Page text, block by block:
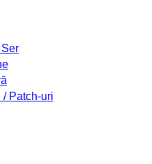
Ser
/ Patch-uri